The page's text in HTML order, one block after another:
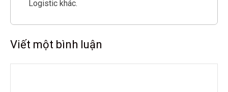
Logistic khác.
Viết một bình luận